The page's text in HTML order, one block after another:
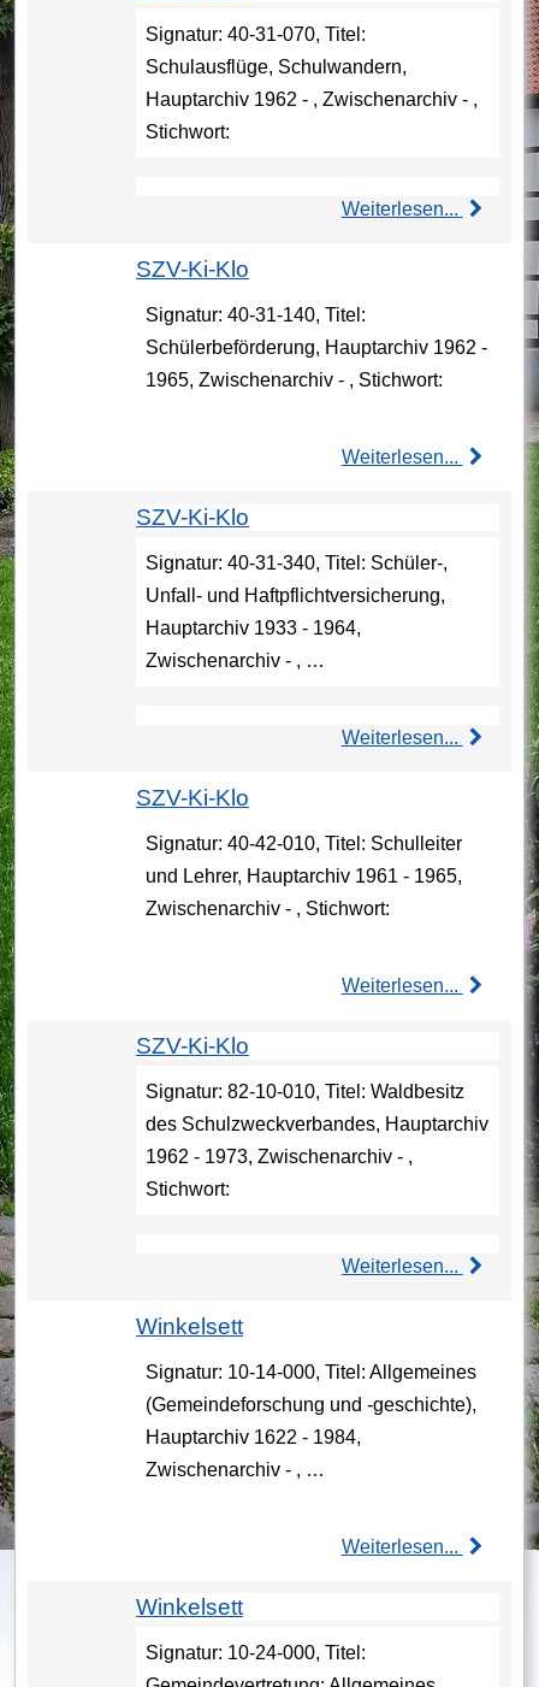
Signatur: 40-31-070, Titel:
Schulausflüge, Schulwandern,
Hauptarchiv 1962 - , Zwischenarchiv - ,
Stichwort:
Weiterlesen...
SZV-Ki-Klo
Signatur: 40-31-140, Titel:
Schülerbeförderung, Hauptarchiv 1962 -
1965, Zwischenarchiv - , Stichwort:
Weiterlesen...
SZV-Ki-Klo
Signatur: 40-31-340, Titel: Schüler-,
Unfall- und Haftpflichtversicherung,
Hauptarchiv 1933 - 1964,
Zwischenarchiv - , …
Weiterlesen...
SZV-Ki-Klo
Signatur: 40-42-010, Titel: Schulleiter
und Lehrer, Hauptarchiv 1961 - 1965,
Zwischenarchiv - , Stichwort:
Weiterlesen...
SZV-Ki-Klo
Signatur: 82-10-010, Titel: Waldbesitz
des Schulzweckverbandes, Hauptarchiv
1962 - 1973, Zwischenarchiv - ,
Stichwort:
Weiterlesen...
Winkelsett
Signatur: 10-14-000, Titel: Allgemeines
(Gemeindeforschung und -geschichte),
Hauptarchiv 1622 - 1984,
Zwischenarchiv - , …
Weiterlesen...
Winkelsett
Signatur: 10-24-000, Titel: